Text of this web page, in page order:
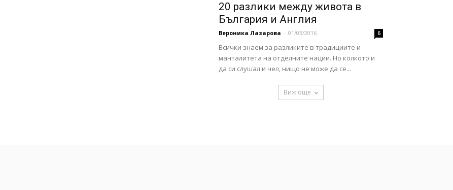
20 разлики между живота в
България и Англия
Вероника Лазарова - 01/03/2016 6
Всички знаем за разликите в традициите и
манталитета на отделните нации. Но колкото и
да си слушал и чел, нищо не може да се...
Виж още